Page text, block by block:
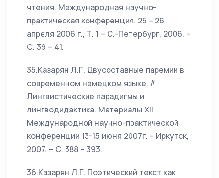
чтения. Международная научно-
практическая конференция. 25 – 26
апреля 2006 г., Т. 1 – С.-Петербург, 2006. –
С. 39 – 41.
35.Казарян Л.Г. Двусоставные паремии в
современном немецком языке. //
Лингвистические парадигмы и
лингводидактика. Материалы XII
Международной научно-практической
конференции 13-15 июня 2007г. – Иркутск,
2007. – С. 388 – 393.
36.Казарян Л.Г. Поэтический текст как